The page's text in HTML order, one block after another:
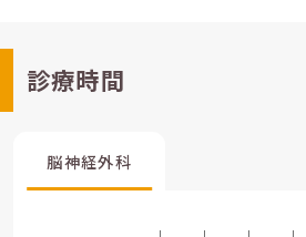
診療時間
脳神経外科